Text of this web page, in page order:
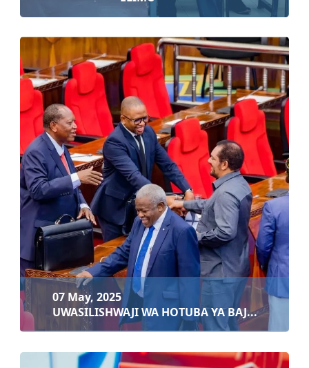
09 May, 2025
ELIMU
Soma zaidi
07 May, 2025
UWASILISHWAJI WA HOTUBA YA BAJ...